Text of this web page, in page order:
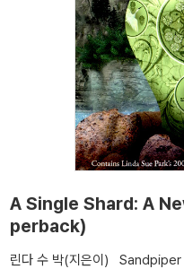
A Single Shard: A
perback)
린다 수 박(지은이) Sandpiper